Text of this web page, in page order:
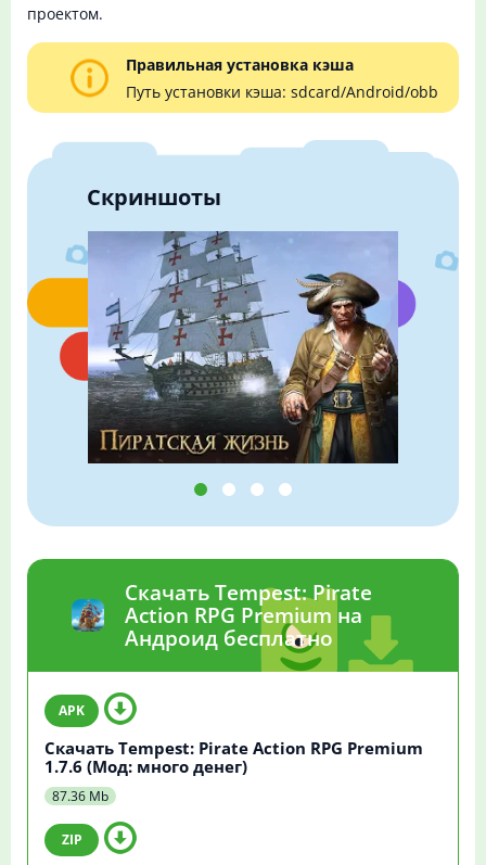
проектом.
Правильная установка кэша
Путь установки кэша: sdcard/Android/obb
Скриншоты
Скачать Tempest: Pirate
Action RPG Premium на
Андроид бесплатно
Скачать Tempest: Pirate Action RPG Premium
1.7.6 (Мод: много денег)
87.36 Mb